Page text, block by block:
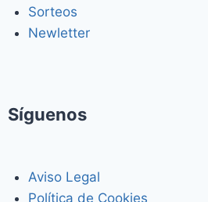
Sorteos
Newletter
Síguenos
Aviso Legal
Política de Cookies